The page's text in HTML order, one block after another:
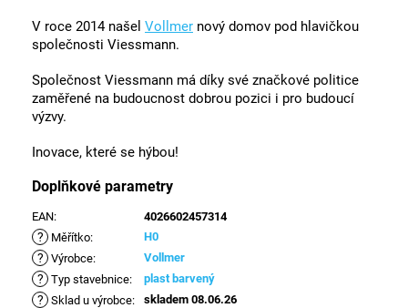
V roce 2014 našel Vollmer nový domov pod hlavičkou
společnosti Viessmann.
Společnost Viessmann má díky své značkové politice
zaměřené na budoucnost dobrou pozici i pro budoucí
výzvy.
Inovace, které se hýbou!
Doplňkové parametry
EAN: 4026602457314
? Měřítko: H0
? Výrobce: Vollmer
? Typ stavebnice: plast barvený
? Sklad u výrobce:
skladem 08.06.26